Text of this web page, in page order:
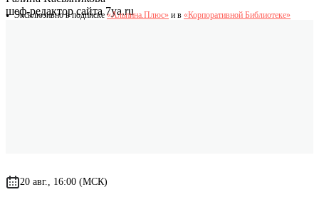
шеф-редактор сайта 7ya.ru
Эксклюзивно в подписке «Альпина.Плюс» и в «Корпоративной Библиотеке»
20 авг., 16:00 (МСК)